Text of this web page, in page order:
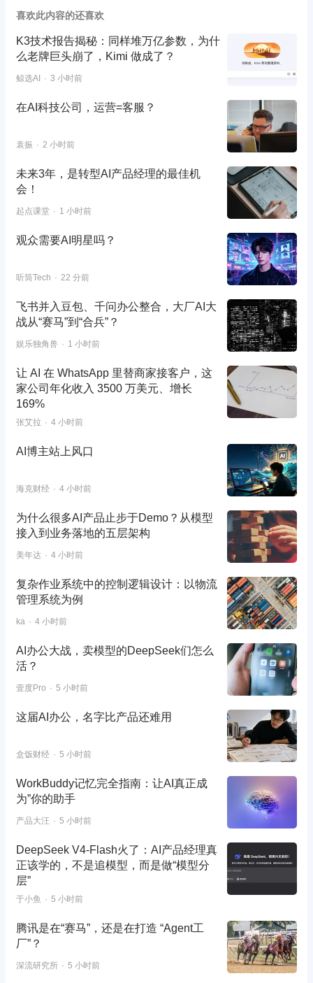
喜欢此内容的还喜欢
K3技术报告揭秘：同样堆万亿参数，为什
么老牌巨头崩了，Kimi 做成了？
鲸选AI 3 小时前
在AI科技公司，运营=客服？
袁振 2 小时前
未来3年，是转型AI产品经理的最佳机
会！
起点课堂 1 小时前
观众需要AI明星吗？
听筒Tech 22 分前
飞书并入豆包、千问办公整合，大厂AI大
战从“赛马”到“合兵”？
娱乐独角兽 1 小时前
让 AI 在 WhatsApp 里替商家接客户，这
家公司年化收入 3500 万美元、增长
169%
张艾拉 4 小时前
AI博主站上风口
海克财经 4 小时前
为什么很多AI产品止步于Demo？从模型
接入到业务落地的五层架构
美年达 4 小时前
复杂作业系统中的控制逻辑设计：以物流
管理系统为例
ka 4 小时前
AI办公大战，卖模型的DeepSeek们怎么
活？
壹度Pro 5 小时前
这届AI办公，名字比产品还难用
盒饭财经 5 小时前
WorkBuddy记忆完全指南：让AI真正成
为”你的助手
产品大汪 5 小时前
DeepSeek V4-Flash火了：AI产品经理真
正该学的，不是追模型，而是做“模型分
层”
于小鱼 5 小时前
腾讯是在“赛马”，还是在打造 “Agent工
厂”？
深流研究所 5 小时前